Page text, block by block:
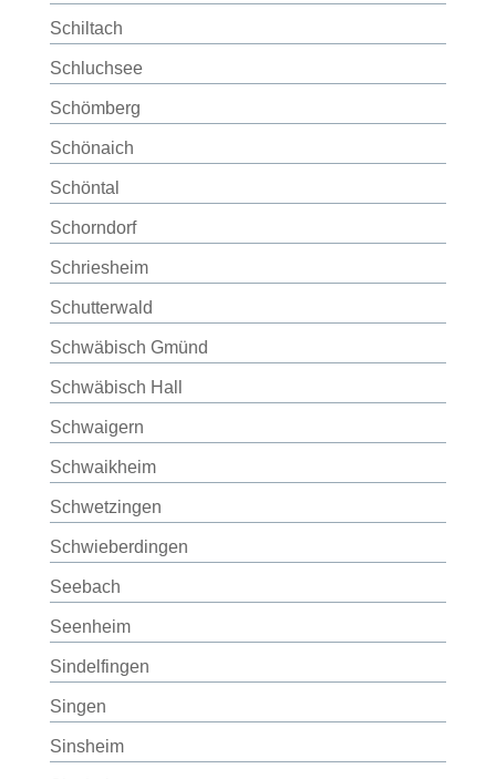
Schiltach
Schluchsee
Schömberg
Schönaich
Schöntal
Schorndorf
Schriesheim
Schutterwald
Schwäbisch Gmünd
Schwäbisch Hall
Schwaigern
Schwaikheim
Schwetzingen
Schwieberdingen
Seebach
Seenheim
Sindelfingen
Singen
Sinsheim